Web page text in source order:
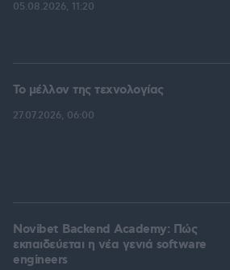
05.08.2026, 11:20
Το μέλλον της τεχνολογίας
27.07.2026, 06:00
Novibet Backend Academy: Πώς
εκπαιδεύεται η νέα γενιά software
engineers